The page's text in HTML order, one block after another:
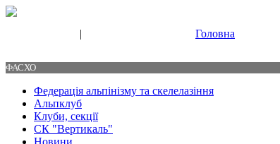
| Головна
ФАСХО
Федерація альпінізму та скелелазіння
Альпклуб
Клуби, секції
СК "Вертикаль"
Новини